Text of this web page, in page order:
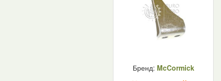
Бренд: McCormick